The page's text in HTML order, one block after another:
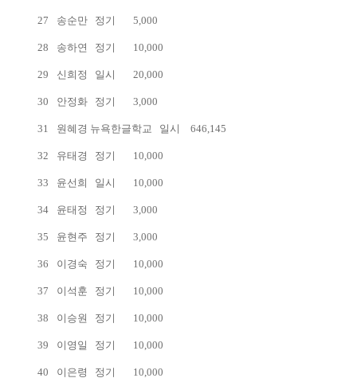
27 송순만 정기 5,000
28 송하연 정기 10,000
29 신희정 일시 20,000
30 안정화 정기 3,000
31 원혜경 뉴욕한글학교 일시 646,145
32 유태경 정기 10,000
33 윤선희 일시 10,000
34 윤태정 정기 3,000
35 윤현주 정기 3,000
36 이경숙 정기 10,000
37 이석훈 정기 10,000
38 이승원 정기 10,000
39 이영일 정기 10,000
40 이은령 정기 10,000